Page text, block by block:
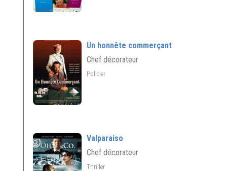
Un honnête commerçant
Chef décorateur
Policier
Valparaiso
Chef décorateur
Thriller